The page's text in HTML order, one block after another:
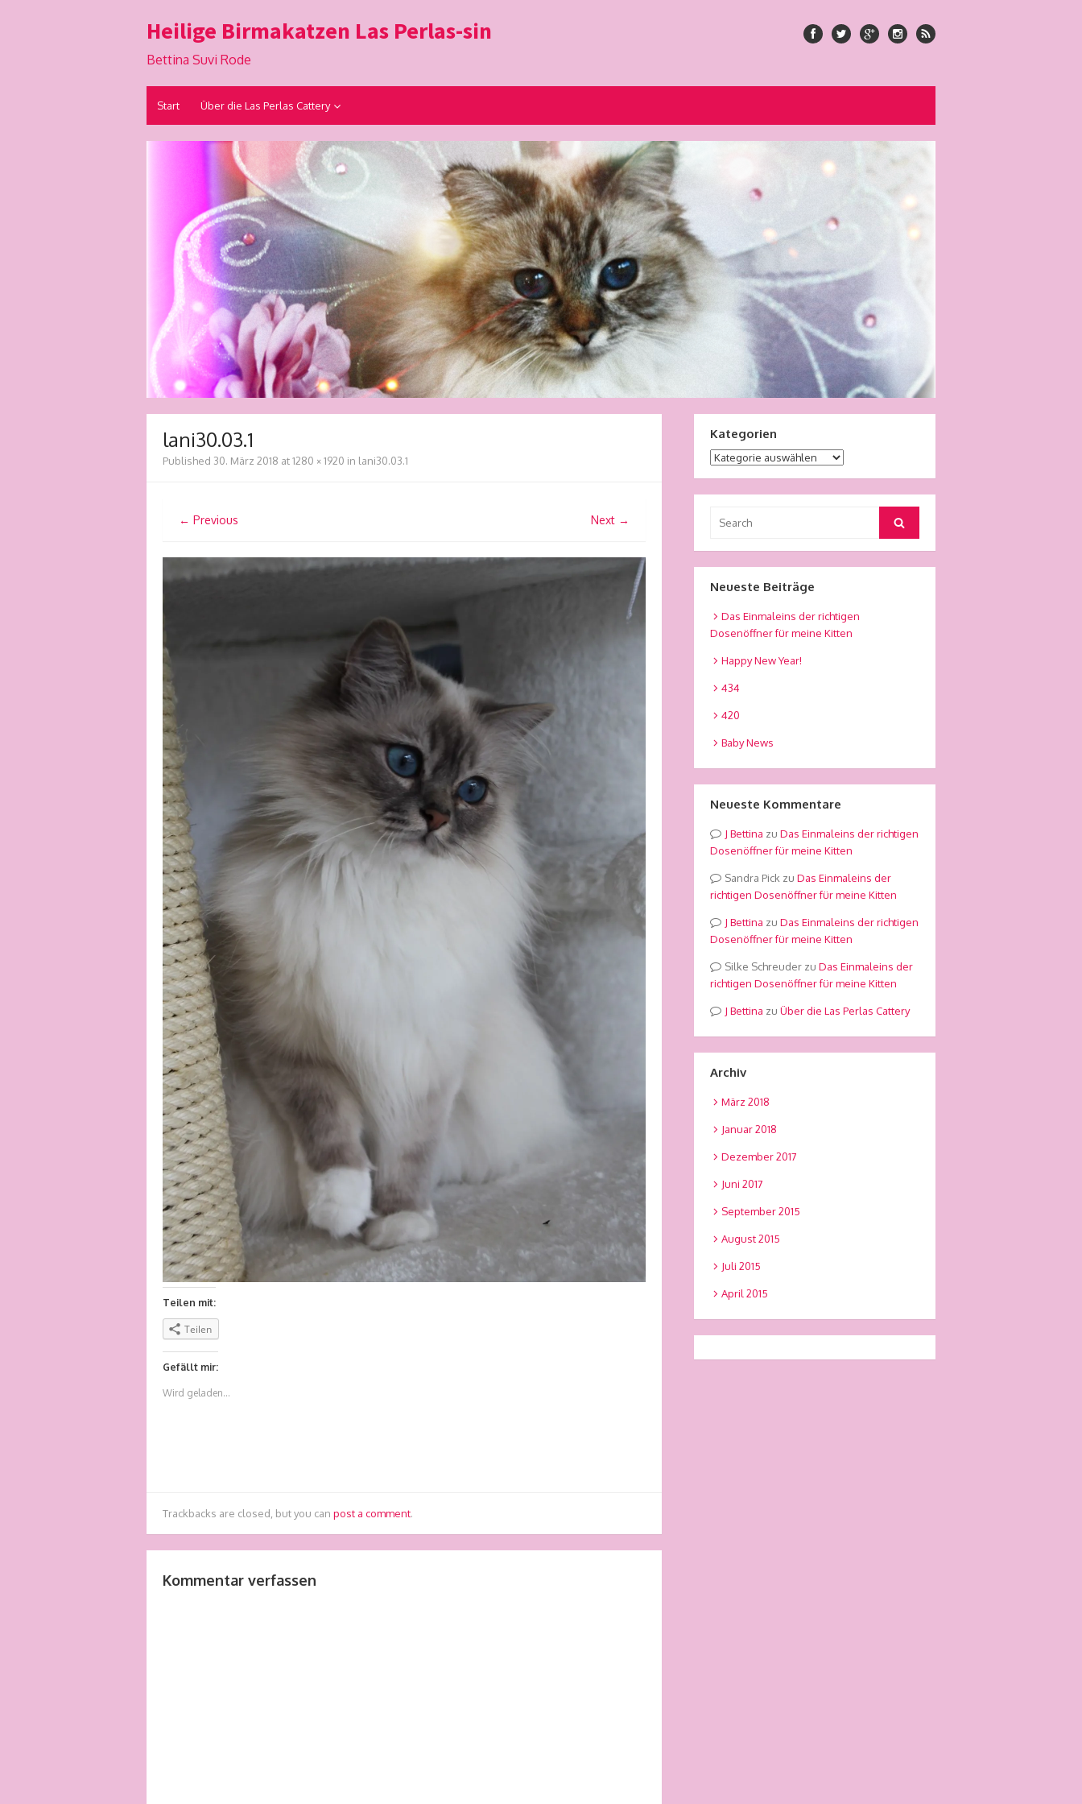
to
Heilige Birmakatzen Las Perlas-sin
Bettina Suvi Rode
Start Über die Las Perlas Cattery
lani30.03.1
Published 30. März 2018 at1280 × 1920 in lani30.03.1
← Previous Next →
Teilen mit:
Teilen
Gefällt mir:
Wird geladen...
Trackbacks are closed, but you can post a comment.
Kommentar verfassen
Kategorien
Kategorien
Search
Neueste Beiträge
Das Einmaleins der richtigen
Dosenöffner für meine Kitten
Happy New Year!
434
420
Baby News
Neueste Kommentare
Bettina zu Das Einmaleins der richtigen
Dosenöffner für meine Kitten
Sandra Pick zu Das Einmaleins der
richtigen Dosenöffner für meine Kitten
Bettina zu Das Einmaleins der richtigen
Dosenöffner für meine Kitten
Silke Schreuderzu Das Einmaleins der
richtigen Dosenöffner für meine Kitten
Bettina zu Über die Las Perlas Cattery
Archiv
März 2018
Januar 2018
Dezember 2017
Juni 2017
September 2015
August 2015
Juli 2015
April 2015